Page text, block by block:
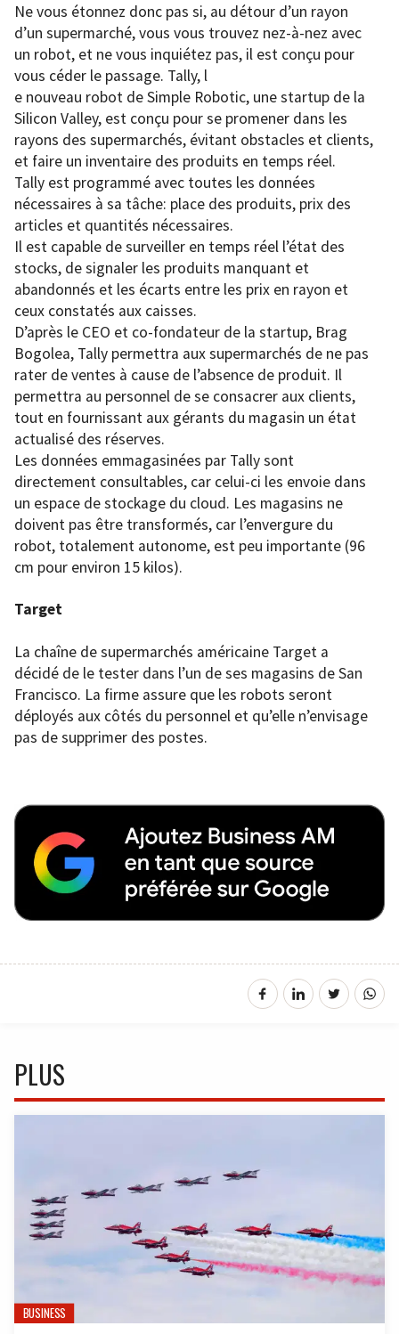
Ne vous étonnez donc pas si, au détour d’un rayon
d’un supermarché, vous vous trouvez nez-à-nez avec
un robot, et ne vous inquiétez pas, il est conçu pour
vous céder le passage. Tally, l
e nouveau robot de Simple Robotic, une startup de la
Silicon Valley, est conçu pour se promener dans les
rayons des supermarchés, évitant obstacles et clients,
et faire un inventaire des produits en temps réel.
Tally est programmé avec toutes les données
nécessaires à sa tâche: place des produits, prix des
articles et quantités nécessaires.
Il est capable de surveiller en temps réel l’état des
stocks, de signaler les produits manquant et
abandonnés et les écarts entre les prix en rayon et
ceux constatés aux caisses.
D’après le CEO et co-fondateur de la startup, Brag
Bogolea, Tally permettra aux supermarchés de ne pas
rater de ventes à cause de l’absence de produit. Il
permettra au personnel de se consacrer aux clients,
tout en fournissant aux gérants du magasin un état
actualisé des réserves.
Les données emmagasinées par Tally sont
directement consultables, car celui-ci les envoie dans
un espace de stockage du cloud. Les magasins ne
doivent pas être transformés, car l’envergure du
robot, totalement autonome, est peu importante (96
cm pour environ 15 kilos).
Target
La chaîne de supermarchés américaine Target a
décidé de le tester dans l’un de ses magasins de San
Francisco. La firme assure que les robots seront
déployés aux côtés du personnel et qu’elle n’envisage
pas de supprimer des postes.
PLUS
BUSINESS